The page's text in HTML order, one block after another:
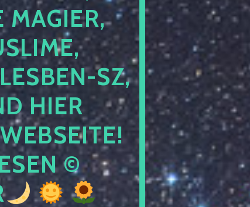
MAGIER,
SZ,
HIER
©